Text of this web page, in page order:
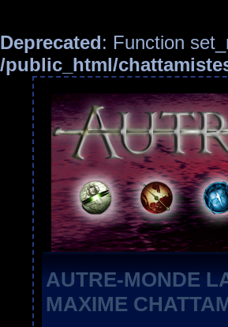
Deprecated: Function
/public_html/
AUTRE-MONDE
MAXIME